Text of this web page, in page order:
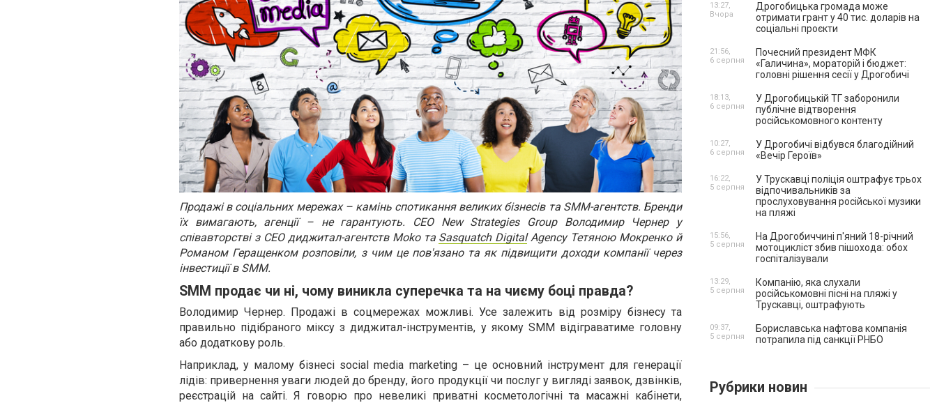
Продажі в соціальних мережах – камінь спотикання великих бізнесів та SMM-агентств. Бренди
їх вимагають, агенції – не гарантують. CEO New Strategies Group Володимир Чернер у
співавторстві з СЕО диджитал-агентств Moko та Sasquatch DigitalAgency Тетяною Мокренко й
Романом Геращенком розповіли, з чим це пов'язано та як підвищити доходи компанії через
інвестиції в SMM.
SMM продає чи ні, чому виникла суперечка та на чиєму боці правда?
Володимир Чернер. Продажі в соцмережах можливі. Усе залежить від розміру бізнесу та
правильно підібраного міксу з диджитал-інструментів, у якому SMM відіграватиме головну
або додаткову роль.
Наприклад, у малому бізнесі social media marketing – це основний інструмент для генерації
лідів: привернення уваги людей до бренду, його продукції чи послуг у вигляді заявок, дзвінків,
реєстрацій на сайті. Я говорю про невеликі приватні косметологічні та масажні кабінети,
Дрогобицька громада може
отримати грант у 40 тис. доларів на
соціальні проєкти
13:27,
Вчора
Почесний президент МФК
«Галичина», мораторій і бюджет:
головні рішення сесії у Дрогобичі
21:56,
6 серпня
У Дрогобицькій ТГ заборонили
публічне відтворення
російськомовного контенту
18:13,
6 серпня
У Дрогобичі відбувся благодійний
«Вечір Героїв»
10:27,
6 серпня
У Трускавці поліція оштрафує трьох
відпочивальників за
прослуховування російської музики
на пляжі
16:22,
5 серпня
На Дрогобиччині п'яний 18-річний
мотоцикліст збив пішохода: обох
госпіталізували
15:56,
5 серпня
Компанію, яка слухали
російськомовні пісні на пляжі у
Трускавці, оштрафують
13:29,
5 серпня
Бориславська нафтова компанія
потрапила під санкції РНБО
09:37,
5 серпня
Рубрики новин